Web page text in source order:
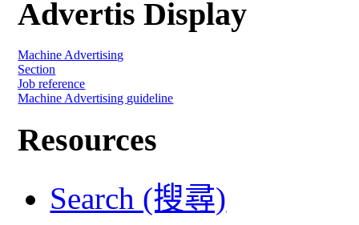
Advertis Display
Machine Advertising
Section
Job reference
Machine Advertising guideline
Resources
Search (搜尋)